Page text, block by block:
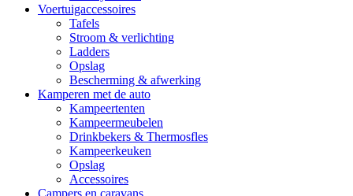
Voertuigaccessoires
Tafels
Stroom & verlichting
Ladders
Opslag
Bescherming & afwerking
Kamperen met de auto
Kampeertenten
Kampeermeubelen
Drinkbekers & Thermosfles
Kampeerkeuken
Opslag
Accessoires